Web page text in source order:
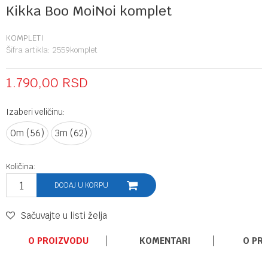
Kikka Boo MoiNoi komplet
KOMPLETI
Šifra artikla: 2559komplet
1.790,00 RSD
Izaberi veličinu:
0m (56) 3m (62)
Količina:
DODAJ U KORPU
Sačuvajte u listi želja
O PROIZVODU KOMENTARI O